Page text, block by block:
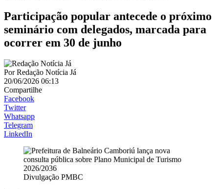
Participação popular antecede o próximo
seminário com delegados, marcada para
ocorrer em 30 de junho
PorRedação Notícia Já
20/06/2026 06:13
Compartilhe
Facebook
Twitter
Whatsapp
Telegram
LinkedIn
Divulgação PMBC